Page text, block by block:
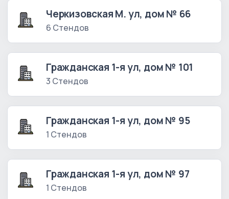
Черкизовская М. ул, дом № 66
6 Стендов
Гражданская 1-я ул, дом № 101
3 Стендов
Гражданская 1-я ул, дом № 95
1 Стендов
Гражданская 1-я ул, дом № 97
1 Стендов